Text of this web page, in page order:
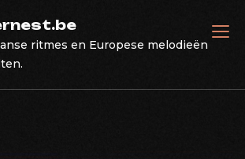
ritmes en Europese melodieën